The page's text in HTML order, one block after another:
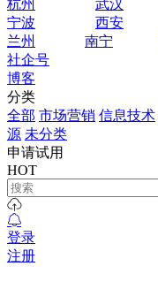
杭州
武汉
宁波
西安
兰州
南宁
社企号
博客
分类
全部 市场营销 信息技术
源 未分类
申请试用
HOT
登录
注册